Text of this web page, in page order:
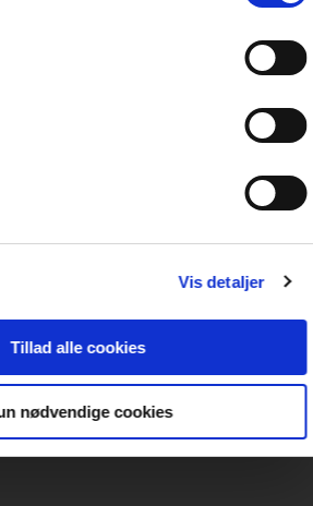
Vis detaljer
Tillad alle cookies
nødvendige cookies
virker